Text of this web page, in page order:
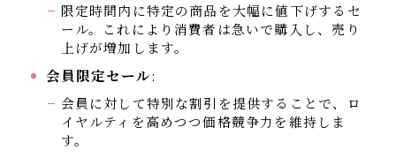
限定時間内に特定の商品を大幅に値下げするセ
ール。これにより消費者は急いで購入し、売り
上げが増加します。
会員限定セール:
会員に対して特別な割引を提供することで、ロ
イヤルティを高めつつ価格競争力を維持しま
す。